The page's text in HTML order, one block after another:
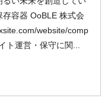
存容器 OoBLE 株式会
website/comp
ト運営・保守に関...